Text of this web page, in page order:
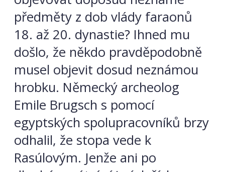
předměty z dob vlády faraonů
18. až 20. dynastie? Ihned mu
došlo, že někdo pravděpodobně
musel objevit dosud neznámou
hrobku. Německý archeolog
Emile Brugsch s pomocí
egyptských spolupracovníků brzy
odhalil, že stopa vede k
Rasúlovým. Jenže ani po